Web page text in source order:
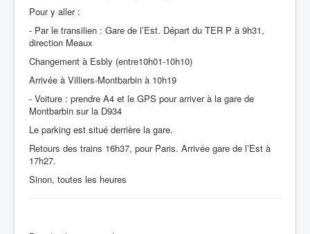
Pour y aller :
- Par le transilien : Gare de l’Est. Départ du TER P à 9h31,
direction Meaux
Changement à Esbly (entre10h01-10h10)
Arrivée à Villiers-Montbarbin à 10h19
- Voiture : prendre A4 et le GPS pour arriver à la gare de
Montbarbin sur la D934
Le parking est situé derrière la gare.
Retours des trains 16h37, pour Paris. Arrivée gare de l’Est à
17h27.
Sinon, toutes les heures